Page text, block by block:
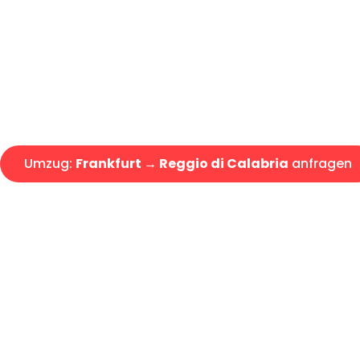
Umzug: Frankfurt → Reggio di Calabria anfragen